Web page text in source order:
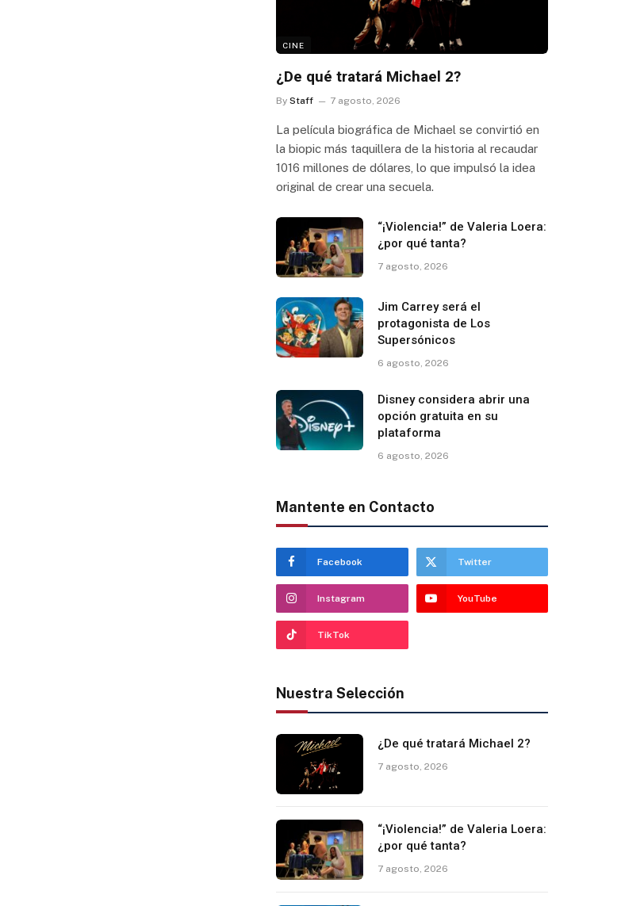
CINE
¿De qué tratará Michael 2?
By Staff 7 agosto, 2026
La película biográfica de Michael se convirtió en
la biopic más taquillera de la historia al recaudar
1016 millones de dólares, lo que impulsó la idea
original de crear una secuela.
“¡Violencia!” de Valeria Loera:
¿por qué tanta?
7 agosto, 2026
Jim Carrey será el
protagonista de Los
Supersónicos
6 agosto, 2026
Disney considera abrir una
opción gratuita en su
plataforma
6 agosto, 2026
Mantente en Contacto
Facebook Twitter
Instagram YouTube
TikTok
Nuestra Selección
¿De qué tratará Michael 2?
7 agosto, 2026
“¡Violencia!” de Valeria Loera:
¿por qué tanta?
7 agosto, 2026